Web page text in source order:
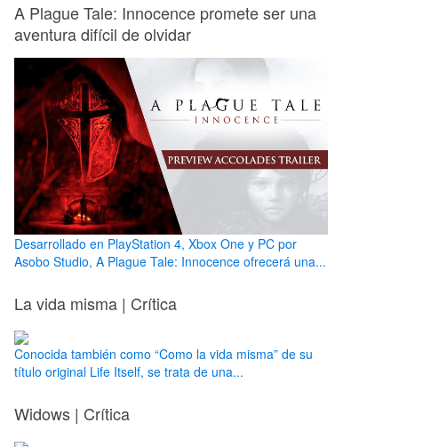
A Plague Tale: Innocence promete ser una
aventura difícil de olvidar
Desarrollado en PlayStation 4, Xbox One y PC por
Asobo Studio, A Plague Tale: Innocence ofrecerá una...
La vida misma | Crítica
Conocida también como “Como la vida misma” de su
título original Life Itself, se trata de una...
Widows | Crítica